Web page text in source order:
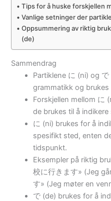
Tips for å huske forskjellen
Vanlige setninger der
Oppsummering av riktig
(de)
Sammendrag
Partiklene に (ni) og
grammatikk og
Forskjellen mellom に
de brukes til å
に (ni) brukes for å
spesifikt sted, enten
tidspunkt.
Eksempler på riktig
校に行きます» (Jeg
す» (Jeg møter en
で (de) brukes for å